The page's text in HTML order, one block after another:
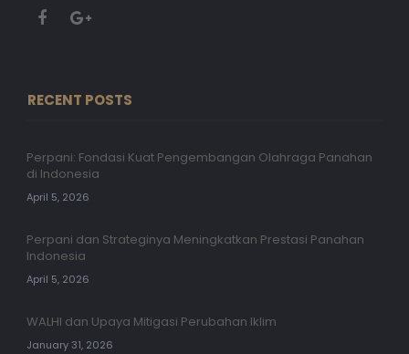
RECENT POSTS
Perpani: Fondasi Kuat Pengembangan Olahraga Panahan
di Indonesia
April 5, 2026
Perpani dan Strateginya Meningkatkan Prestasi Panahan
Indonesia
April 5, 2026
WALHI dan Upaya Mitigasi Perubahan Iklim
January 31, 2026